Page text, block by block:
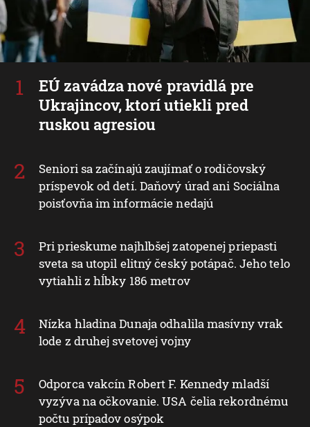
EÚ zavádza nové pravidlá pre
Ukrajincov, ktorí utiekli pred
ruskou agresiou
Seniori sa začínajú zaujímať o rodičovský
príspevok od detí. Daňový úrad ani Sociálna
poisťovňa im informácie nedajú
Pri prieskume najhlbšej zatopenej priepasti
sveta sa utopil elitný český potápač. Jeho telo
vytiahli z hĺbky 186 metrov
Nízka hladina Dunaja odhalila masívny vrak
lode z druhej svetovej vojny
Odporca vakcín Robert F. Kennedy mladší
vyzýva na očkovanie. USA čelia rekordnému
počtu prípadov osýpok